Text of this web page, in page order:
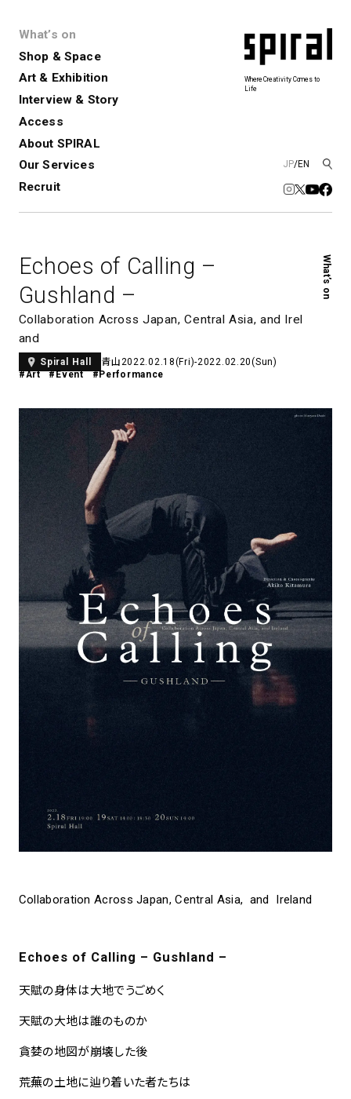
What’s on
Shop & Space
Art & Exhibition
Interview & Story
Access
About SPIRAL
Our Services
Recruit
JP/EN
Where Creativity Comes to
Life
Spiral
Spiral Market6
青山
アトレ吉祥寺
⼆⼦⽟川 Dogwood Plaza
横浜赤レンガ倉庫
ルクア⼤阪
Spiral Hall
Nail Salon
Spiral Nail Salon 青山
Spiral Nail Salon NEWoMan
⾼輪
naila 横浜ランドマーク
naila 大宮そごう
Café
Spiral Café 青山
Spiral Garden 福岡ワンビル
CAFE AALTO 新丸ビル
Spiral Rendezvous Others
MoN Kitchen by Spiral
Exhibition
展覧会やイベント
演劇やダンス、ライブ公演、イベント
Art Projects
アートプロジェクト・イベント
SICF
とした公募展形式のアートフェスティ
Spiral Schole
スパイラルが推進するエデュケーシ
Spiral Print Collection
スパイラルが提案するオリジナルプ
SPIRALのご紹介
Spiral Annual Report プレスリリース
レンタルスペース
コンサルティング 商品開発
新卒採用
アルバイト・その他
Echoes of Calling –
Gushland –
Collaboration Across Japan, Central Asia, and Irel
and
Spiral Hall 青山 2022.02.18(Fri)-2022.02.20(Sun)
#Art
#Event #Performance
What’s on
Collaboration Across Japan, Central Asia, and Ireland
Echoes of Calling – Gushland –
天賦の身体は大地でうごめく
天賦の大地は誰のものか
貪婪の地図が崩壊した後
荒蕪の土地に辿り着いた者たちは